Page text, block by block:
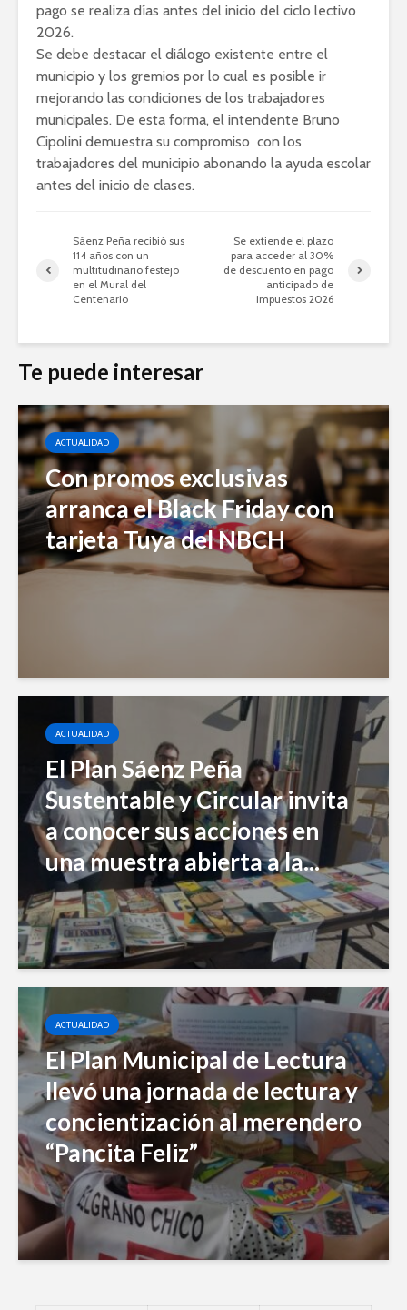
pago se realiza días antes del inicio del ciclo lectivo
2026.
Se debe destacar el diálogo existente entre el
municipio y los gremios por lo cual es posible ir
mejorando las condiciones de los trabajadores
municipales. De esta forma, el intendente Bruno
Cipolini demuestra su compromiso con los
trabajadores del municipio abonando la ayuda escolar
antes del inicio de clases.
Sáenz Peña recibió sus
114 años con un
multitudinario festejo
en el Mural del
Centenario
Se extiende el plazo
para acceder al 30%
de descuento en pago
anticipado de
impuestos 2026
Te puede interesar
ACTUALIDAD
Con promos exclusivas
arranca el Black Friday con
tarjeta Tuya del NBCH
ACTUALIDAD
El Plan Sáenz Peña
Sustentable y Circular invita
a conocer sus acciones en
una muestra abierta a la...
ACTUALIDAD
El Plan Municipal de Lectura
llevó una jornada de lectura y
concientización al merendero
“Pancita Feliz”